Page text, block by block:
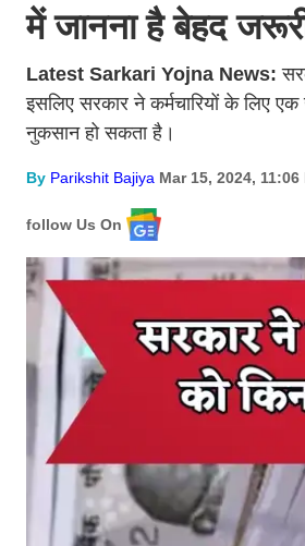
में जानना है बेहद
Latest Sarkari Yojna News:
इसलिए सरकार ने कर्मचारियों के लिए एक
नुकसान हो सकता है।
By Parikshit Bajiya Mar 15, 2024, 11:06
follow Us On